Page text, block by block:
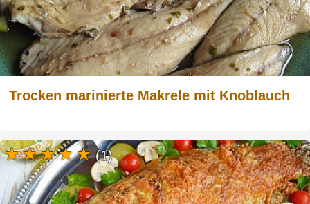
Trocken marinierte Makrele mit Knoblauch
(1)